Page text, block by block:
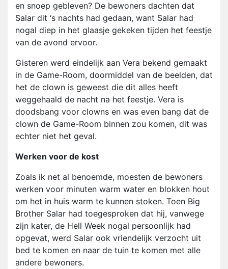
en snoep gebleven? De bewoners dachten dat
Salar dit ‘s nachts had gedaan, want Salar had
nogal diep in het glaasje gekeken tijden het feestje
van de avond ervoor.
Gisteren werd eindelijk aan Vera bekend gemaakt
in de Game-Room, doormiddel van de beelden, dat
het de clown is geweest die dit alles heeft
weggehaald de nacht na het feestje. Vera is
doodsbang voor clowns en was even bang dat de
clown de Game-Room binnen zou komen, dit was
echter niet het geval.
Werken voor de kost
Zoals ik net al benoemde, moesten de bewoners
werken voor minuten warm water en blokken hout
om het in huis warm te kunnen stoken. Toen Big
Brother Salar had toegesproken dat hij, vanwege
zijn kater, de Hell Week nogal persoonlijk had
opgevat, werd Salar ook vriendelijk verzocht uit
bed te komen en naar de tuin te komen met alle
andere bewoners.